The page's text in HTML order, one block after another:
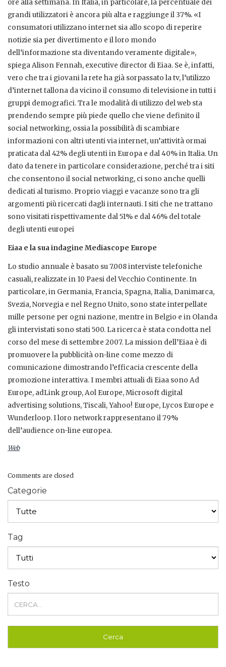
ore alla settimana. In Italia, in particolare, la percentuale dei
grandi utilizzatori è ancora più alta e raggiunge il 37%. «I
consumatori utilizzano internet sia allo scopo di reperire
notizie sia per divertimento e il loro mondo
dell’informazione sta diventando veramente digitale»,
spiega Alison Fennah, executive director di Eiaa. Se è, infatti,
vero che tra i giovani la rete ha già sorpassato la tv, l’utilizzo
d’internet tallona da vicino il consumo di televisione in tutti i
gruppi demografici. Tra le modalità di utilizzo del web sta
prendendo sempre più piede quello che viene definito il
social networking, ossia la possibilità di scambiare
informazioni con altri utenti via internet, un’attività ormai
praticata dal 42% degli utenti in Europa e dal 40% in Italia. Un
dato da tenere in particolare considerazione, perché tra i siti
che consentono il social networking, ci sono anche quelli
dedicati al turismo. Proprio viaggi e vacanze sono tra gli
argomenti più ricercati dagli internauti. I siti che ne trattano
sono visitati rispettivamente dal 51% e dal 46% del totale
degli utenti europei
Eiaa e la sua indagine Mediascope Europe
Lo studio annuale è basato su 7.008 interviste telefoniche
casuali, realizzate in 10 Paesi del Vecchio Continente. In
particolare, in Germania, Francia, Spagna, Italia, Danimarca,
Svezia, Norvegia e nel Regno Unito, sono state interpellate
mille persone per ogni nazione, mentre in Belgio e in Olanda
gli intervistati sono stati 500. La ricerca è stata condotta nel
corso del mese di settembre 2007. La mission dell’Eiaa è di
promuovere la pubblicità on-line come mezzo di
comunicazione dimostrando l’efficacia crescente della
promozione interattiva. I membri attuali di Eiaa sono Ad
Europe, adLink group, Aol Europe, Microsoft digital
advertising solutions, Tiscali, Yahoo! Europe, Lycos Europe e
Wunderloop. I loro network rappresentano il 79%
dell’audience on-line europea.
Web
Comments are closed
Categorie
Tag
Testo